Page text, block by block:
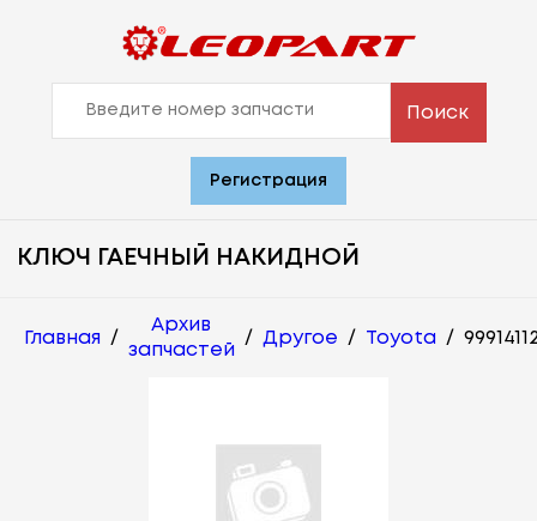
Поиск
Регистрация
КЛЮЧ ГАЕЧНЫЙ НАКИДНОЙ
Главная /
Архив
запчастей
/ Другое / Toyota /